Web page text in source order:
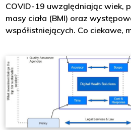
COVID-19 uwzględniając wiek,
masy ciała (BMI) oraz
współistniejących. Co ciekawe,